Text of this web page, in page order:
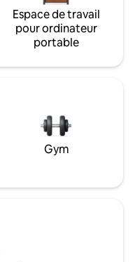
Espace de travail
pour ordinateur
portable
Gym